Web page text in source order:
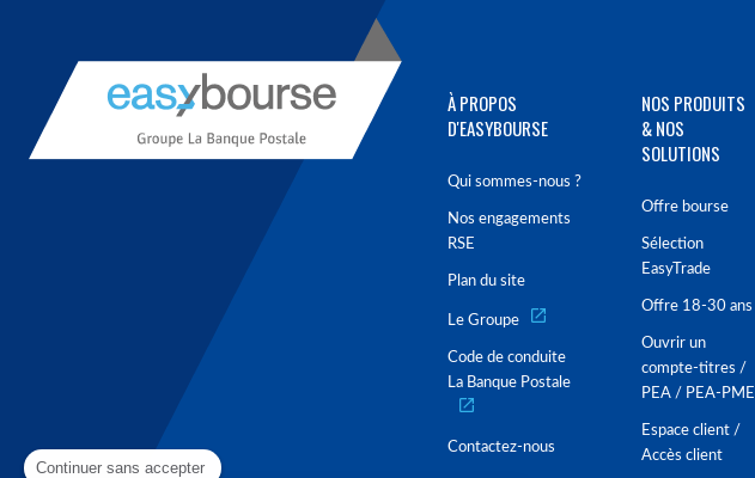
À PROPOS
D'EASYBOURSE
Qui sommes-nous ?
Nos engagements
RSE
Plan du site
Le Groupe
Code de conduite
La Banque Postale
Contactez-nous
NOS PRODUITS
& NOS
SOLUTIONS
Offre bourse
Sélection
EasyTrade
Offre 18-30 ans
Ouvrir un
compte-titres /
PEA / PEA-PME
Espace client /
Accès client
Continuer sans accepter